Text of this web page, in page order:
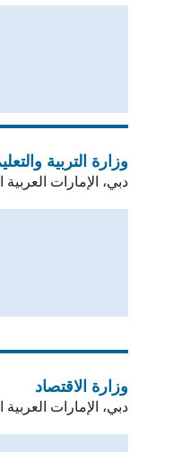
وزارة التربية
دبي، الإمارات العربية
وزارة الاقتصاد
دبي، الإمارات العربية